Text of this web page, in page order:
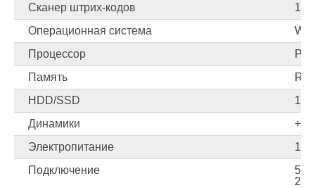
Сканер штрих-кодов
1D,
Операционная система
Процессор
Память
HDD/SSD
Динамики
+
Электропитание
12
Подключение